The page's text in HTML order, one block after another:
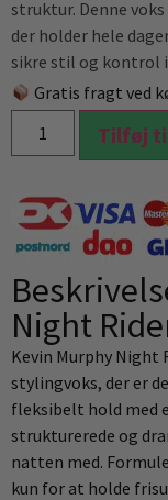
struktur. Denne
der holder hele
sikre stil og kontrol
Gratis fragt ved
Tilføj
Night
Kevin Murphy Night
stylingvoks, der er
fleksibelt hold med
strukturerede og
natten med.
kun for at holde